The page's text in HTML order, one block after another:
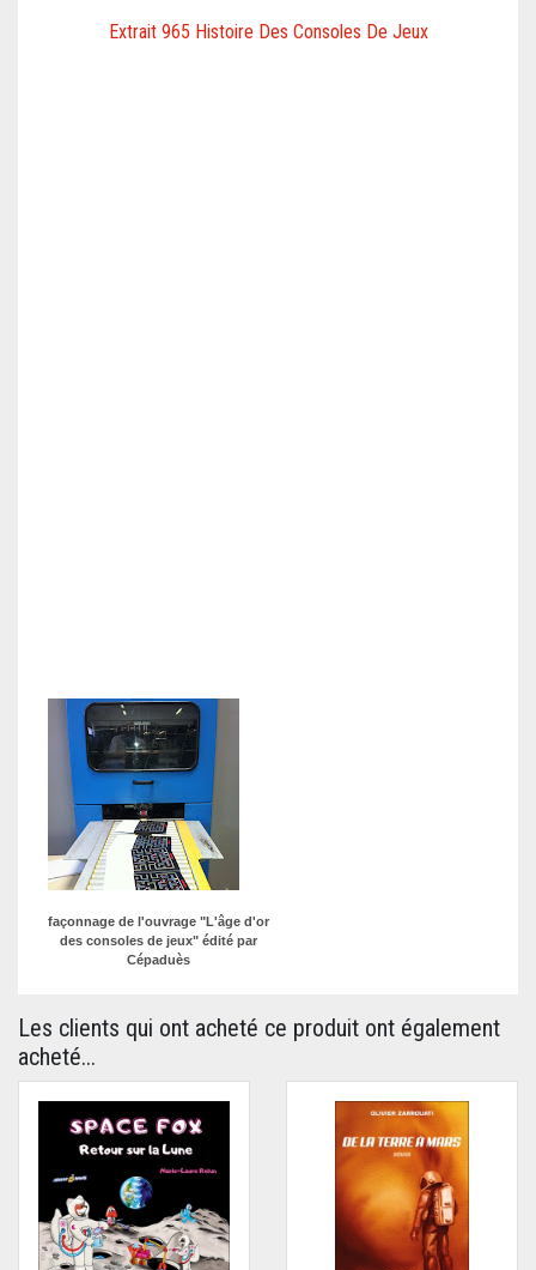
Extrait 965 Histoire Des Consoles De Jeux
façonnage de l'ouvrage "L'âge d'or
des consoles de jeux" édité par
Cépaduès
Les clients qui ont acheté ce produit ont également
acheté...